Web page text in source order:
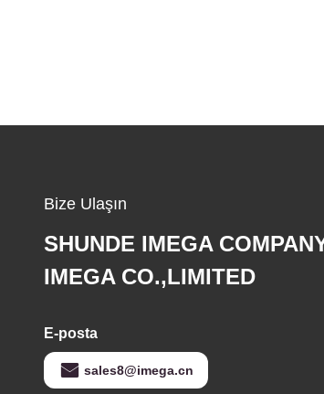
Bize Ulaşın
SHUNDE IMEGA
IMEGA CO.,LIMITED
E-posta
sales8@imega.cn